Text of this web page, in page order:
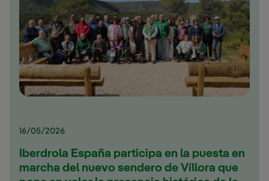
16/05/2026
Iberdrola España participa en la puesta en
marcha del nuevo sendero de Víllora que